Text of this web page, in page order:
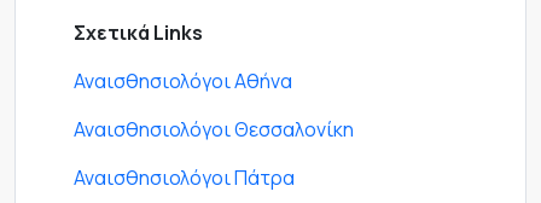
Σχετικά Links
Αναισθησιολόγοι Αθήνα
Αναισθησιολόγοι Θεσσαλονίκη
Αναισθησιολόγοι Πάτρα